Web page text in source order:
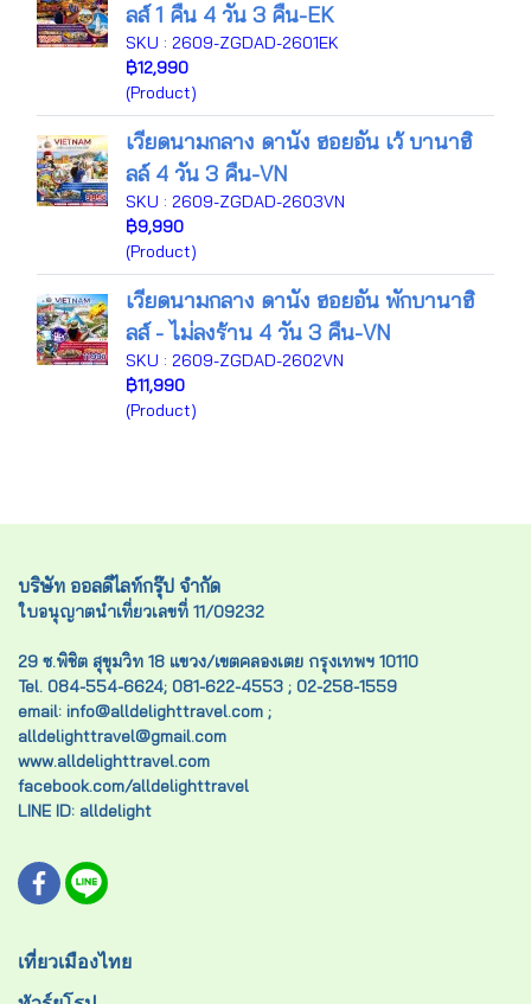
ลส์ 1 คืน 4 วัน 3 คืน-EK
SKU : 2609-ZGDAD-2601EK
฿12,990
(Product)
เวียดนามกลาง ดานัง ฮอยอัน เว้ บานาฮิ
ลล์ 4 วัน 3 คืน-VN
SKU : 2609-ZGDAD-2603VN
฿9,990
(Product)
เวียดนามกลาง ดานัง ฮอยอัน พักบานาฮิ
ลส์ - ไม่ลงร้าน 4 วัน 3 คืน-VN
SKU : 2609-ZGDAD-2602VN
฿11,990
(Product)
บริษัท ออลดีไลท์กรุ๊ป จำกัด
ใบอนุญาตนำเที่ยวเลขที่ 11/09232
29 ซ.พิชิต สุขุมวิท 18 แขวง/เขตคลองเตย กรุงเทพฯ 10110
Tel. 084-554-6624; 081-622-4553 ; 02-258-1559
email: info@alldelighttravel.com ;
alldelighttravel@gmail.com
www.alldelighttravel.com
facebook.com/alldelighttravel
LINE ID: alldelight
เที่ยวเมืองไทย